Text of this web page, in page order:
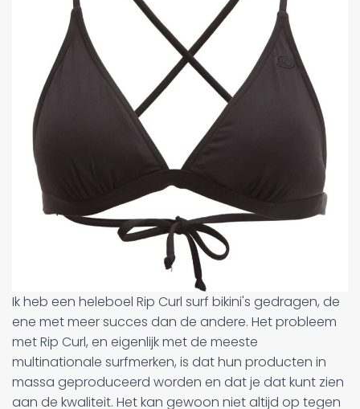
Ik heb een heleboel Rip Curl surf bikini's gedragen, de
ene met meer succes dan de andere. Het probleem
met Rip Curl, en eigenlijk met de meeste
multinationale surfmerken, is dat hun producten in
massa geproduceerd worden en dat je dat kunt zien
aan de kwaliteit. Het kan gewoon niet altijd op tegen